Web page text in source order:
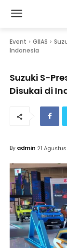
Event GIIAS
Indonesia
Suzuki S-
Disukai di
By admin 21